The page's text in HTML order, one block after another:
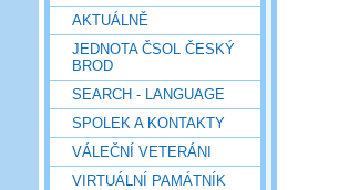
AKTUÁLNĚ
JEDNOTA ČSOL ČESKÝ
BROD
SEARCH - LANGUAGE
SPOLEK A KONTAKTY
VÁLEČNÍ VETERÁNI
VIRTUÁLNÍ PAMÁTNÍK